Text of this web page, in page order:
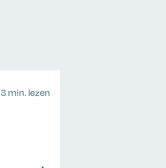
3 min. lezen